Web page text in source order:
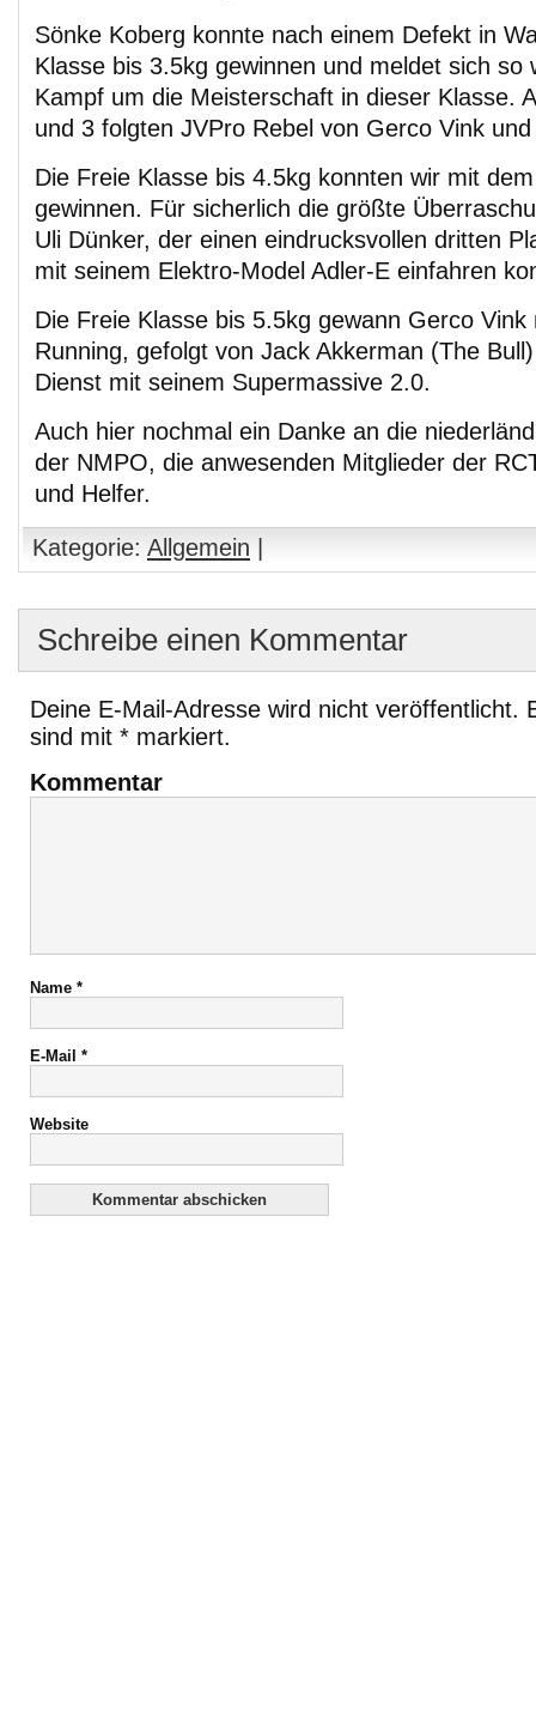
Sönke Koberg konnte nach einem Defekt in
Klasse bis 3.5kg gewinnen und meldet sich so
Kampf um die Meisterschaft in dieser Klasse.
und 3 folgten JVPro Rebel von Gerco Vink
Die Freie Klasse bis 4.5kg konnten wir mit
gewinnen. Für sicherlich die größte
Uli Dünker, der einen eindrucksvollen dritten
mit seinem Elektro-Model Adler-E einfahren
Die Freie Klasse bis 5.5kg gewann Gerco Vink
Running, gefolgt von Jack Akkerman (The
Dienst mit seinem Supermassive 2.0.
Auch hier nochmal ein Danke an die
der NMPO, die anwesenden Mitglieder der
und Helfer.
Kategorie: Allgemein
Schreibe einen Kommentar
Deine E-Mail-Adresse wird nicht veröffentlicht.
sind mit * markiert.
Kommentar
Name *
E-Mail *
Website